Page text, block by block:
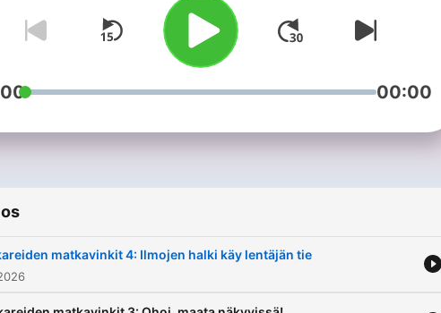
puhuttavat myös muoti,
kauneus, design, sisustus,
matkustaminen ja erityisesti
kulttuuri. Mitä paljastuu, kun
Mitä löytyy kulttuurikupposen
ja syvällä sielun syövereissä -
00:00
matkavinkit 4: Ilmojen halki käy lentäjän tie